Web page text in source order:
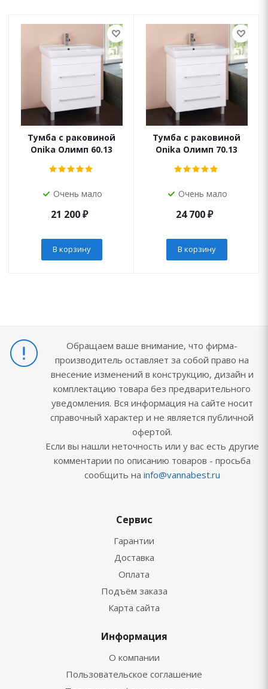
Тумба с раковиной
Onika Олимп 60.13
Очень мало
21 200₽
В корзину
Тумба с раковиной
Onika Олимп 70.13
Очень мало
24 700₽
В корзину
Обращаем ваше внимание, что фирма-
производитель оставляет за собой право на
внесение изменений в конструкцию, дизайн и
комплектацию товара без предварительного
уведомления. Вся информация на сайте носит
справочный характер и не является публичной
офертой.
Если вы нашли неточность или у вас есть другие
комментарии по описанию товаров - просьба
сообщить на info@vannabest.ru
Сервис
Гарантии
Доставка
Оплата
Подъём заказа
Карта сайта
Информация
О компании
Пользовательское соглашение